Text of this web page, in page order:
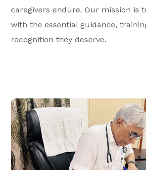
caregivers endure. Our mission is
with the essential guidance,
recognition they deserve.